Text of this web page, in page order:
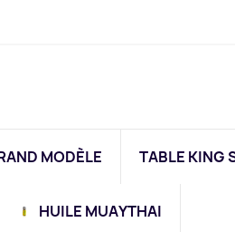
MODÈLE TABLE KING
HUILE MUAYTHAI